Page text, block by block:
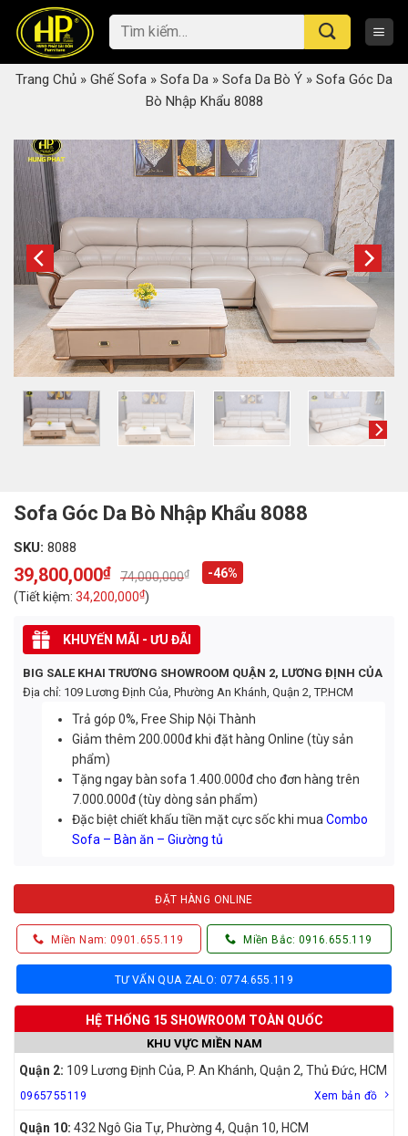
content
Tìm
kiếm:
Trang Chủ » Ghế Sofa » Sofa Da » Sofa Da Bò Ý » Sofa Góc Da
Bò Nhập Khẩu 8088
Sofa Góc Da Bò Nhập Khẩu 8088
SKU: 8088
74,000,000₫
Original
price
was:
74,000,000₫.
39,800,000₫
Current
price
is:
39,800,000₫.
-46%
(Tiết kiệm: 34,200,000₫)
KHUYẾN MÃI - ƯU ĐÃI
BIG SALE KHAI TRƯƠNG SHOWROOM QUẬN 2, LƯƠNG ĐỊNH CỦA
Địa chỉ: 109 Lương Định Của, Phường An Khánh, Quận 2, TP.HCM
Trả góp 0%, Free Ship Nội Thành
Giảm thêm 200.000đ khi đặt hàng Online (tùy sản
phẩm)
Tặng ngay bàn sofa 1.400.000đ cho đơn hàng trên
7.000.000đ (tùy dòng sản phẩm)
Đặc biệt chiết khấu tiền mặt cực sốc khi muaCombo
Sofa – Bàn ăn – Giường tủ
ĐẶT HÀNG ONLINE
Miền Nam: 0901.655.119 Miền Bắc: 0916.655.119
TƯ VẤN QUA ZALO: 0774.655.119
HỆ THỐNG 15 SHOWROOM TOÀN QUỐC
KHU VỰC MIỀN NAM
Quận 2: 109 Lương Định Của, P. An Khánh, Quận 2, Thủ Đức, HCM
0965755119 Xem bản đồ
Quận 10: 432 Ngô Gia Tự, Phường 4, Quận 10, HCM